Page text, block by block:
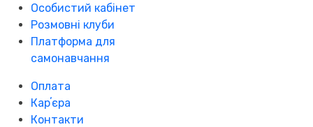
Особистий кабінет
Розмовні клуби
Платформа для
самонавчання
Оплата
Карʼєра
Контакти